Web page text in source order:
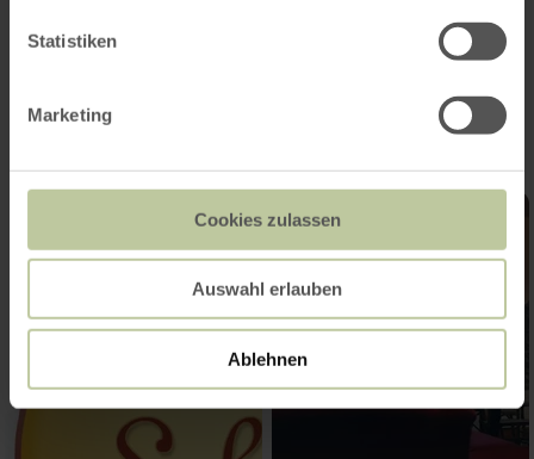
Statistiken
Marketing
Cookies zulassen
Auswahl erlauben
Ablehnen
Impressions